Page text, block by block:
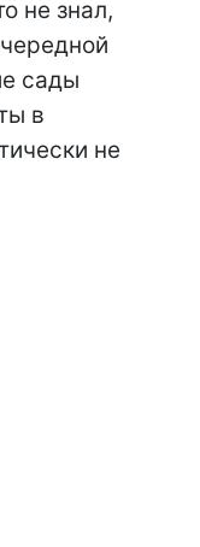
не знал,
сады
в
не